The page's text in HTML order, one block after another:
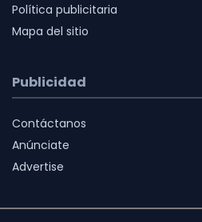
Política publicitaria
Mapa del sitio
Publicidad
Contáctanos
Anúnciate
Advertise